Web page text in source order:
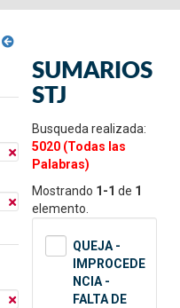
SUMARIOS
STJ
Busqueda realizada:
5020 (Todas las
Palabras)
Mostrando 1-1 de 1
elemento.
QUEJA -
IMPROCEDE
NCIA -
FALTA DE